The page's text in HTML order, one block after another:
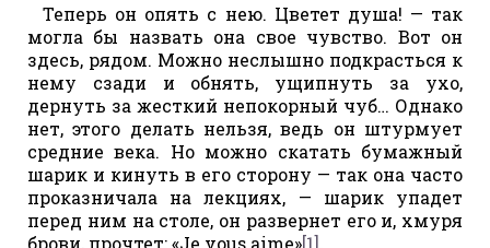
Теперь он опять с нею. Цветет душа! — так
могла бы назвать она свое чувство. Вот он
здесь, рядом. Можно неслышно подкрасться к
нему сзади и обнять, ущипнуть за ухо,
дернуть за жесткий непокорный чуб… Однако
нет, этого делать нельзя, ведь он штурмует
средние века. Но можно скатать бумажный
шарик и кинуть в его сторону — так она часто
проказничала на лекциях, — шарик упадет
перед ним на столе, он развернет его и, хмуря
брови, прочтет: «Je vous aime»[1].